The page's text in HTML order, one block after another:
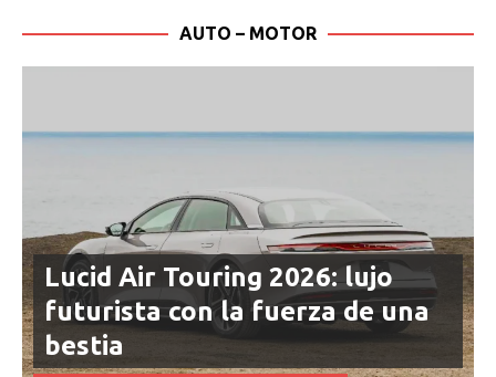
Lucid Air Touring 2026: lujo
futurista con la fuerza de una
bestia